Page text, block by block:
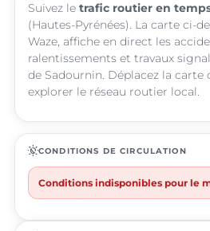
Suivez le trafic routier en
(Hautes-Pyrénées). La carte ci-
Waze, affiche en direct les
ralentissements et travaux
de Sadournin. Déplacez la carte
explorer le réseau routier local.
routineCONDITIONS DE CIRCULATION
Conditions indisponibles pour le